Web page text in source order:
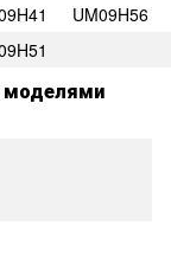
UM09H56
моделями